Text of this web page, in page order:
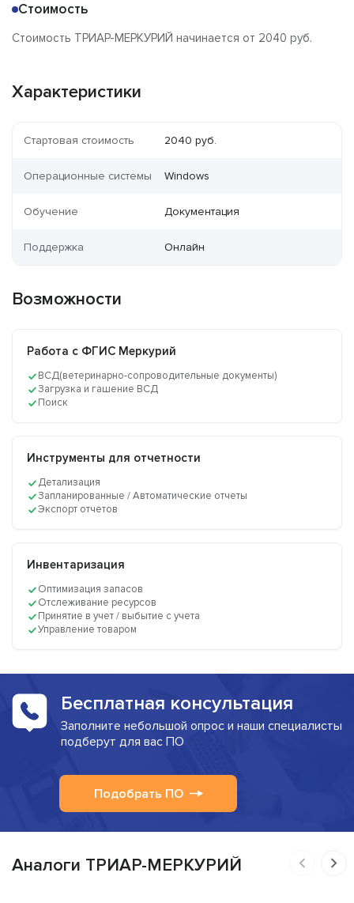
Стоимость
Стоимость ТРИАР-МЕРКУРИЙ начинается от 2040 руб.
Характеристики
Стартовая стоимость 2040 руб.
Операционные системы Windows
Обучение Документация
Поддержка Онлайн
Возможности
Работа с ФГИС Меркурий
ВСД(ветеринарно-сопроводительные документы)
Загрузка и гашение ВСД
Поиск
Инструменты для отчетности
Детализация
Запланированные / Автоматические отчеты
Экспорт отчетов
Инвентаризация
Оптимизация запасов
Отслеживание ресурсов
Принятие в учет / выбытие с учета
Управление товаром
Бесплатная консультация
Заполните небольшой опрос и наши специалисты
подберут для вас ПО
Подобрать ПО
Аналоги ТРИАР-МЕРКУРИЙ